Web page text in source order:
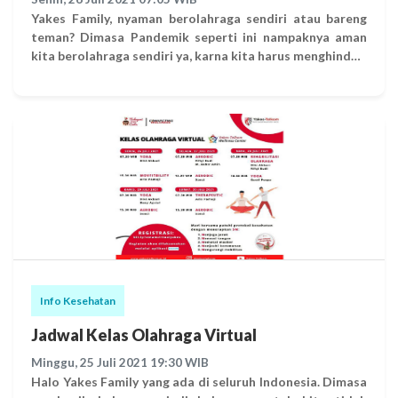
hamil dengan risiko tinggi ( usia >35 thn, memiliki
BMI>40, dengan komorbid diabetes & hipertensi) - Ibu
hamil tenaga kesehatan (risiko tinggi terpapar) - Ibu
hamil risiko rendah. Jadi, yuk divaksin. Jika ragu tentang
#MencegahLebihBaikDaripadaMengobati sumber:
papdi.or.id dan pogi.or.id
Yakes Family, nyaman berolahraga sendiri atau bareng
teman? Dimasa Pandemik seperti ini nampaknya aman
kita berolahraga sendiri ya, karna kita harus menghindari
teman olahraga bersama. mau tau cerita lengkapnya?
Yuk, kita baca cerita Komik Serial Sosialisasi Tahan Laju
Covid Episode 3. Jangan dulu olahraga bareng!
Info Kesehatan
Jadwal Kelas Olahraga Virtual
Minggu, 25 Juli 2021 19:30 WIB
Halo Yakes Family yang ada di seluruh Indonesia. Dimasa